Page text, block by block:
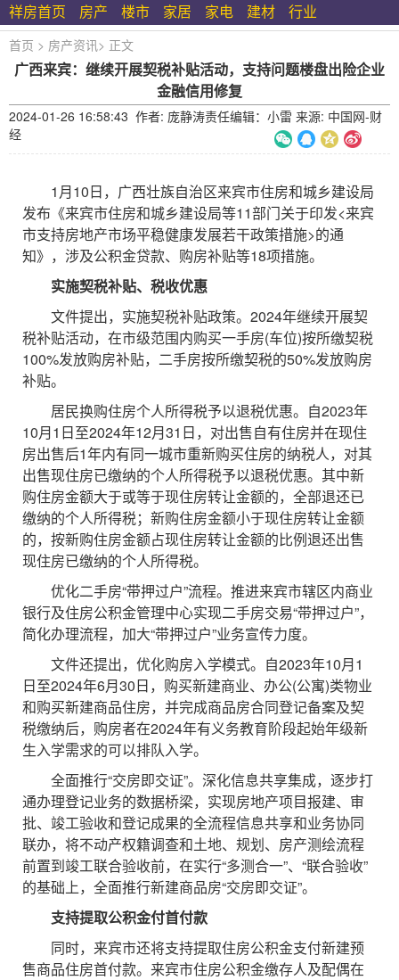
祥房首页 房产 楼市 家居 家电 建材 行业
首页 > 房产资讯> 正文
广西来宾：继续开展契税补贴活动，支持问题楼盘出险企业
金融信用修复
2024-01-26 16:58:43 作者: 庞静涛责任编辑：小雷 来源: 中国网-财
经
1月10日，广西壮族自治区来宾市住房和城乡建设局
发布《来宾市住房和城乡建设局等11部门关于印发<来宾
市支持房地产市场平稳健康发展若干政策措施>的通
知》，涉及公积金贷款、购房补贴等18项措施。
实施契税补贴、税收优惠
文件提出，实施契税补贴政策。2024年继续开展契
税补贴活动，在市级范围内购买一手房(车位)按所缴契税
100%发放购房补贴，二手房按所缴契税的50%发放购房
补贴。
居民换购住房个人所得税予以退税优惠。自2023年
10月1日至2024年12月31日，对出售自有住房并在现住
房出售后1年内有同一城市重新购买住房的纳税人，对其
出售现住房已缴纳的个人所得税予以退税优惠。其中新
购住房金额大于或等于现住房转让金额的，全部退还已
缴纳的个人所得税；新购住房金额小于现住房转让金额
的，按新购住房金额占现住房转让金额的比例退还出售
现住房已缴纳的个人所得税。
优化二手房“带押过户”流程。推进来宾市辖区内商业
银行及住房公积金管理中心实现二手房交易“带押过户”，
简化办理流程，加大“带押过户”业务宣传力度。
文件还提出，优化购房入学模式。自2023年10月1
日至2024年6月30日，购买新建商业、办公(公寓)类物业
和购买新建商品住房，并完成商品房合同登记备案及契
税缴纳后，购房者在2024年有义务教育阶段起始年级新
生入学需求的可以排队入学。
全面推行“交房即交证”。深化信息共享集成，逐步打
通办理登记业务的数据桥梁，实现房地产项目报建、审
批、竣工验收和登记成果的全流程信息共享和业务协同
联办，将不动产权籍调查和土地、规划、房产测绘流程
前置到竣工联合验收前，在实行“多测合一”、“联合验收”
的基础上，全面推行新建商品房“交房即交证”。
支持提取公积金付首付款
同时，来宾市还将支持提取住房公积金支付新建预
售商品住房首付款。来宾市住房公积金缴存人及配偶在